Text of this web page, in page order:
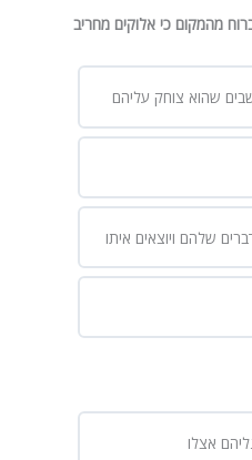
מהמקום כי אלוקים מחריב
שהוא צוחק עליהם
שלהם ויוצאים איתו
אצלו